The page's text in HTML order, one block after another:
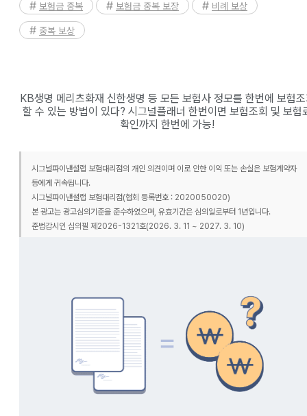
보험금 중복 보험금 중복 보장 비례 보상
중복 보상
KB생명 메리츠화재 신한생명 등 모든 보험사 정모를 한번에 보험
할 수 있는 방법이 있다? 시그널플래너 한번이면 보험조회 및 보험
확인까지 한번에 가능!
시그널파이낸셜랩 보험대리점의 개인 의견이며 이로 인한 이익 또는 손실은 보험계약자
등에게 귀속됩니다.
시그널파이낸셜랩 보험대리점(협회 등록번호 : 2020050020)
본 광고는 광고심의기준을 준수하였으며, 유효기간은 심의일로부터 1년입니다.
준법감시인 심의필 제2026-1321호(2026. 3. 11 ~ 2027. 3. 10)